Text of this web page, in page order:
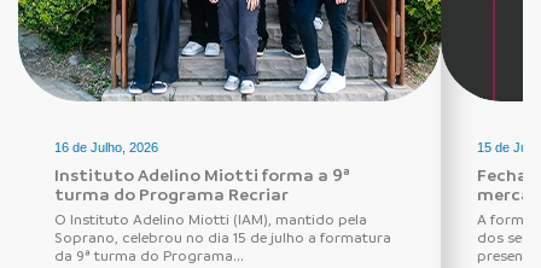
16 de Julho, 2026
Instituto Adelino Miotti forma a 9ª
turma do Programa Recriar
O Instituto Adelino Miotti (IAM), mantido pela
Soprano, celebrou no dia 15 de julho a formatura
da 9ª turma do Programa...
15 de
A forma
dos